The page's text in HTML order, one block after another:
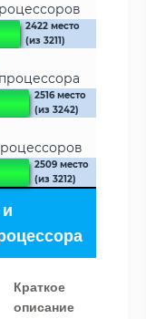
2422 место
(из 3211)
2516 место
(из 3242)
2509 место
(из 3212)
Краткое
описание